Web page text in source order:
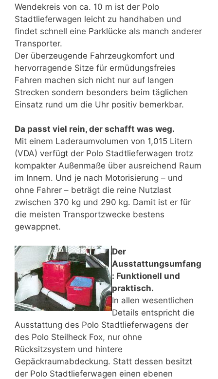
Wendekreis von ca. 10 m ist der Polo
Stadtlieferwagen leicht zu handhaben und
findet schnell eine Parklücke als manch anderer
Transporter.
Der überzeugende Fahrzeugkomfort und
hervorragende Sitze für ermüdungsfreies
Fahren machen sich nicht nur auf langen
Strecken sondern besonders beim täglichen
Einsatz rund um die Uhr positiv bemerkbar.
Da passt viel rein, der schafft was weg.
Mit einem Laderaumvolumen von 1,015 Litern
(VDA) verfügt der Polo Stadtlieferwagen trotz
kompakter Außenmaße über ausreichend Raum
im Innern. Und je nach Motorisierung – und
ohne Fahrer – beträgt die reine Nutzlast
zwischen 370 kg und 290 kg. Damit ist er für
die meisten Transportzwecke bestens
gewappnet.
Der
Ausstattungsumfang
: Funktionell und
praktisch.
In allen wesentlichen
Details entspricht die
Ausstattung des Polo Stadtlieferwagens der
des Polo Steilheck Fox, nur ohne
Rücksitzsystem und hintere
Gepäckraumabdeckung. Statt dessen besitzt
der Polo Stadtlieferwagen einen ebenen